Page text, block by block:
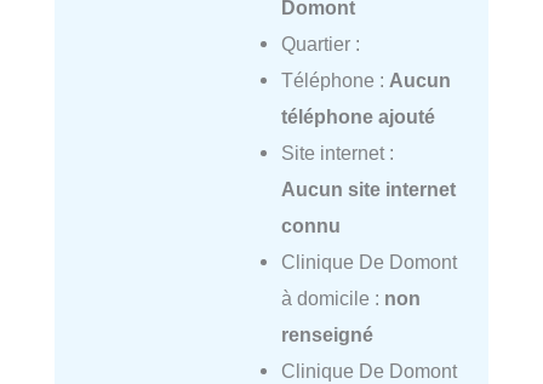
Domont
Quartier :
Téléphone : Aucun
téléphone ajouté
Site internet :
Aucun site internet
connu
Clinique De Domont
à domicile : non
renseigné
Clinique De Domont